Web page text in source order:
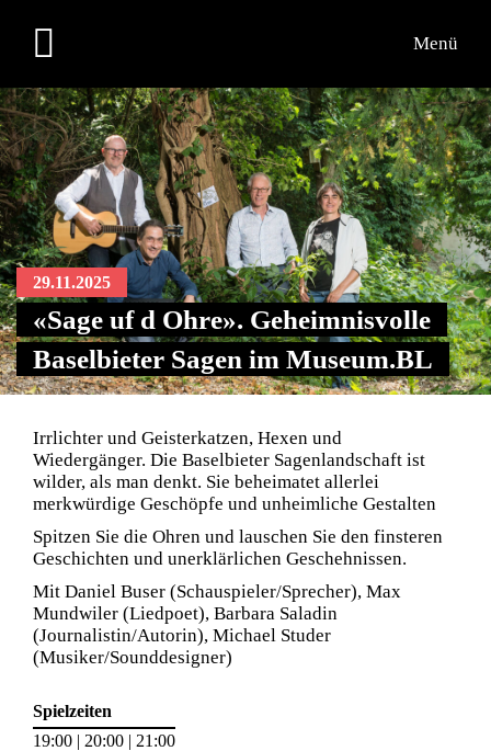
Menü
29.11.2025
«Sage uf d Ohre». Geheimnisvolle
Baselbieter Sagen im Museum.BL
Irrlichter und Geisterkatzen, Hexen und
Wiedergänger. Die Baselbieter Sagenlandschaft ist
wilder, als man denkt. Sie beheimatet allerlei
merkwürdige Geschöpfe und unheimliche Gestalten
Spitzen Sie die Ohren und lauschen Sie den finsteren
Geschichten und unerklärlichen Geschehnissen.
Mit Daniel Buser (Schauspieler/Sprecher), Max
Mundwiler (Liedpoet), Barbara Saladin
(Journalistin/Autorin), Michael Studer
(Musiker/Sounddesigner)
Spielzeiten
19:00 | 20:00 | 21:00